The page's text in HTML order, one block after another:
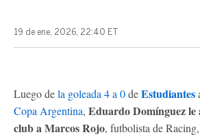
19 de ene, 2026, 22:40 ET
Luego dela goleada 4 a 0deEstudiantes
Copa Argentina, Eduardo Domínguez le
club a Marcos Rojo, futbolista de